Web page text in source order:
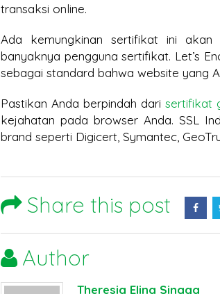
transaksi online.
Ada kemungkinan sertifikat ini akan
banyaknya pengguna sertifikat. Let’s
sebagai standard bahwa website yang
Pastikan Anda berpindah dari sertifikat
kejahatan pada browser Anda. SSL
brand seperti Digicert, Symantec,
Share this post
Author
Theresia Elina Sinaga